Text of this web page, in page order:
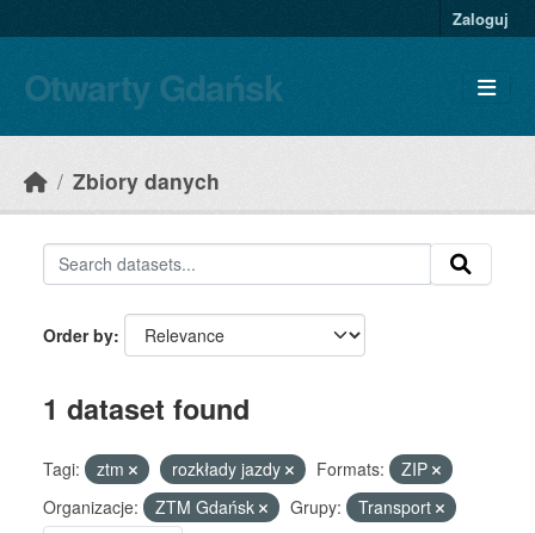
Zaloguj
Otwarty Gdańsk
Zbiory danych
Order by
1 dataset found
Tagi: ztm rozkłady jazdy Formats:
ZIP
Organizacje:
ZTM Gdańsk Grupy:
Transport